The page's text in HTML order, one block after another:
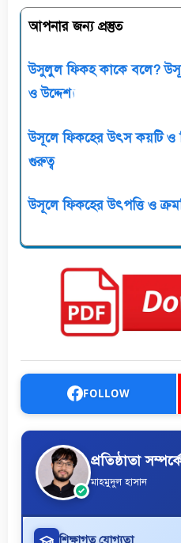
আপনার জন্য প্রস্তুত
উসুলুল ফিকহ কাকে বলে?
ও উদ্দেশ্য
উসূলে ফিকহের উৎস কয়টি ও
গুরুত্ব
উসূলে ফিকহের উৎপত্তি ও
FOLLOW
প্রতিষ্ঠাতা
মাহমুদুল হাসান
শিক্ষাগত যোগ্যতা